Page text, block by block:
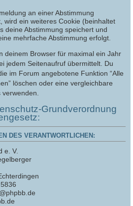
an einer Abstimmung
wird ein weiteres Cookie (beinhaltet
deine Abstimmung speichert und
mehrfache Abstimmung erfolgt.
deinem Browser für maximal ein Jahr
jedem Seitenaufruf übermittelt. Du
im Forum angebotene Funktion “Alle
löschen oder eine vergleichbare
Grundverordnung
DES VERANTWORTLICHEN:
e. V.